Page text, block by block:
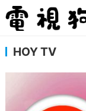
HOY TV